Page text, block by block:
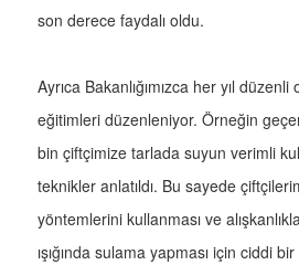
son derece faydalı oldu.
Ayrıca Bakanlığımızca her yıl
eğitimleri düzenleniyor. Örneğin
bin çiftçimize tarlada suyun verimli
teknikler anlatıldı. Bu sayede
yöntemlerini kullanması ve
ışığında sulama yapması için ciddi